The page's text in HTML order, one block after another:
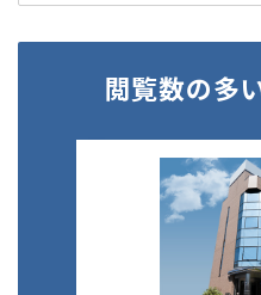
閲覧数の多